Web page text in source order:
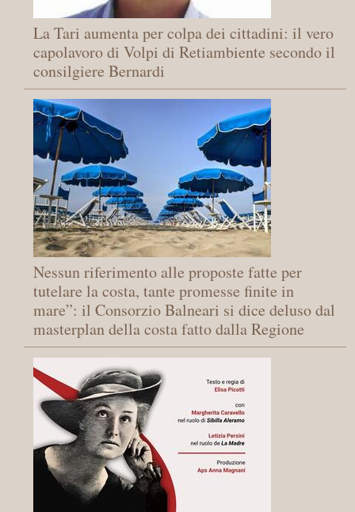
La Tari aumenta per colpa dei cittadini: il vero
capolavoro di Volpi di Retiambiente secondo il
consilgiere Bernardi
Nessun riferimento alle proposte fatte per
tutelare la costa, tante promesse finite in
mare”: il Consorzio Balneari si dice deluso dal
masterplan della costa fatto dalla Regione